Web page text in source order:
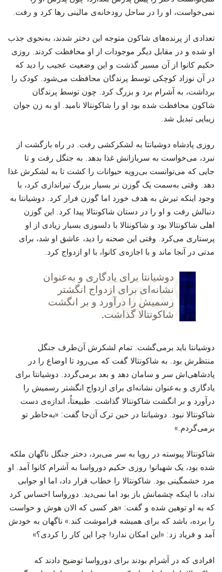
نمی‌خواست، او را در ساحل رودخانه‌ی مالینی رها کرد و رفت.
‫تعدادی از پرنده‌های شاکون متوجه‌ این دختر شدند، به‌نحوی جذب
او شده و در مقابل دیگر موجودات از او محافظت کردند. روزی
حکیم کانوا از آن مسیر گذشت و این وضعیت عجیب را دید که
در آن نوزاد کوچکی توسط پرندگان محافظت می‌شود. کودک را
برداشت، به آشرام برد و بزرگ کرد. چون توسط پرندگان
شاکون محافظت شده بود او را شاکونتالا نامید. او به زن جوان
زیبایی تبدیل شد.
‫روزی پادشاه دوشیانتا به لشکرکشی رفت. در راه بازگشت از
نبرد، می‌خواست به سربازانش غذا بدهد. به جنگل رفت و تا
جایی که می‌توانست بی‌رویه حیوانات را کشت تا به لشکرش غذا
دهد. وقتی به‌سمت یک گوزن نر بسیار بزرگ تیراندازی کرد، با
وجود اینکه تیرش به هدف خورد اما گوزن فرار کرد. دوشیانتا به
دنبالش رفت و او را در دستان شاکونتالا پیدا کرد. این گوزن
اهلی شاکونتالا بود و شاکونتالا با دلسوزی بسیار زیادی از او
پرستاری می‌کرد. وقتی این صحنه را دید، عاشق او شد، برای
مدتی در آنجا ماند و با اجازه‌ی کانوا، با او ازدواج کرد.
‫دوشیانتا برای یادگاری و به‌عنوان
نشانه‌ای برای ازدواج انگشتر
رسمیش را در‌آورد و بر انگشت
شاکونتالا گذاشت.
‫دوشیانتا باید برمی‌گشت. تمام لشکرش آن‌طرف جنگل
منتظرش بود. به شاکونتالا گفت که می‌رود تا اوضاع را در
پادشاهی‌اش سر و سامان دهد و بعد برمی‌گردد. دوشیانتا برای
یادگاری و به‌عنوان نشانه‌ای برای ازدواج انگشتر رسمیش را
در‌آورد و بر انگشت شاکونتالا گذاشت. طبیعتاُ، اندازه‌ی دست
شاکونتالا نبود. دوشیانتا در حین ترک آن‌جا گفت: «به‌خاطر تو
برمی‌گردم.»
‫شاکونتالا پیوسته در رویا به‌ سر می‌برد، دختر جنگل ناگهان ملکه
شده بود، یک شهبانو! روزی حکیم دورواسا به آشرام کانوا آمد. او
مرد خشمگینی بود. شاکونتالا را خطاب قرار داد، اما او جوابی
نداد، با اینکه چشمانش باز بود اما نمی‌دید. دورواسا احساس کرد
که به او توهین شده و گفت: «هر کسی که الان هوش و حواست
را برده، باشد که برای همیشه فراموشت کند.» ناگهان به خودش
آمد و فریاد زد: «این امکان ندارد! چرا این کار را کردی؟»
‫افرادی که در آشرام بودند برای دورواسا توضیح دادند که